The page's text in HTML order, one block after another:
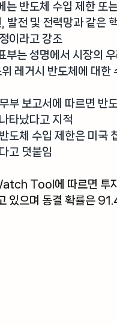
는 반도체 수입 제한 또
발전 및 전력망과 같은
이라고 강조
부는 성명에서 시장의
레거시 반도체에 대한
부 보고서 에 따르면 반
타났다고 지적
도체 수입 제한은 미국
고 덧붙임
Tool 에 따르면 투
있으며 동결 확률은